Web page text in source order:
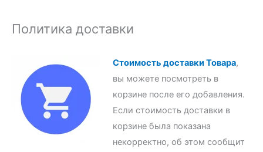
Политика доставки
Стоимость доставки Товара,
вы можете посмотреть в
корзине после его добавления.
Если стоимость доставки в
корзине была показана
некорректно, об этом сообщит